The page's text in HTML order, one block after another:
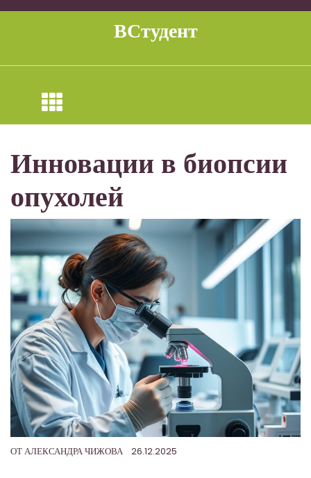
Перейти
ВСтудент
Инновации в биопсии
опухолей
ОТАЛЕКСАНДРА ЧИЖОВА 26.12.2025